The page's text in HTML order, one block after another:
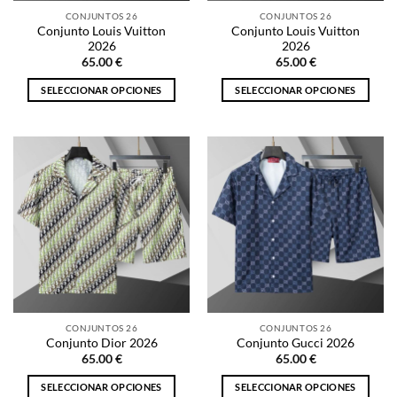
la
página
de
producto
la
página
de
producto
CONJUNTOS 26
Conjunto Louis Vuitton
2026
65.00€
SELECCIONAR OPCIONES
tiene
múltiples
variantes.
Las
opciones
se
pueden
elegir
en
la
página
de
CONJUNTOS 26
Conjunto Louis Vuitton
2026
65.00€
SELECCIONAR OPCIONES
tiene
múltiples
variantes.
Las
opciones
se
pueden
elegir
en
la
página
de
CONJUNTOS 26
Conjunto Dior 2026
65.00€
SELECCIONAR OPCIONES
CONJUNTOS 26
Conjunto Gucci 2026
65.00€
SELECCIONAR OPCIONES